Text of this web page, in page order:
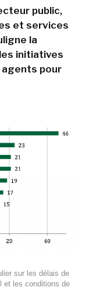
public,
et services
la
initiatives
pour
sur les délais de
et les conditions de